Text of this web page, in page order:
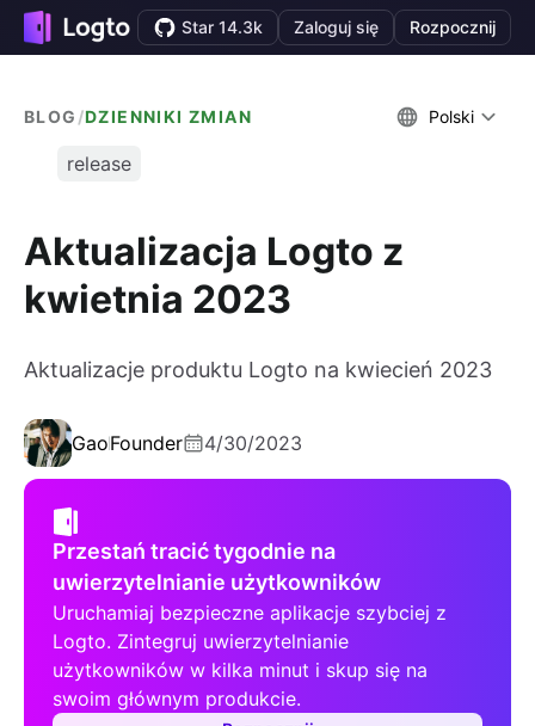
Star 14.3k Zaloguj się Rozpocznij
BLOG /DZIENNIKI ZMIAN Polski
release
Aktualizacja Logto z
kwietnia 2023
Aktualizacje produktu Logto na kwiecień 2023
GaoFounder 4/30/2023
Przestań tracić tygodnie na
uwierzytelnianie użytkowników
Uruchamiaj bezpieczne aplikacje szybciej z
Logto. Zintegruj uwierzytelnianie
użytkowników w kilka minut i skup się na
swoim głównym produkcie.